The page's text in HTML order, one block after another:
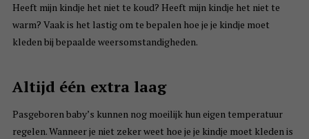
Heeft mijn kindje het niet te koud? Heeft mijn kindje het niet te
warm? Vaak is het lastig om te bepalen hoe je je kindje moet
kleden bij bepaalde weersomstandigheden.
Altijd één extra laag
Pasgeboren baby’s kunnen nog moeilijk hun eigen temperatuur
regelen. Wanneer je niet zeker weet hoe je je kindje moet kleden is